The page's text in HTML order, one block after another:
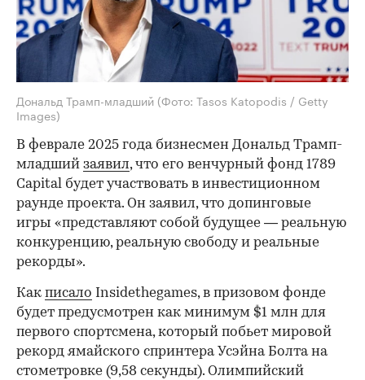
Дональд Трамп-младший (Фото: Tasos Katopodis / Getty
Images)
В феврале 2025 года бизнесмен Дональд Трамп-
младший заявил, что его венчурный фонд 1789
Capital будет участвовать в инвестиционном
раунде проекта. Он заявил, что допинговые
игры «представляют собой будущее — реальную
конкуренцию, реальную свободу и реальные
рекорды».
Как писало Insidethegames, в призовом фонде
будет предусмотрен как минимум $1 млн для
первого спортсмена, который побьет мировой
рекорд ямайского спринтера Усэйна Болта на
стометровке (9,58 секунды). Олимпийский